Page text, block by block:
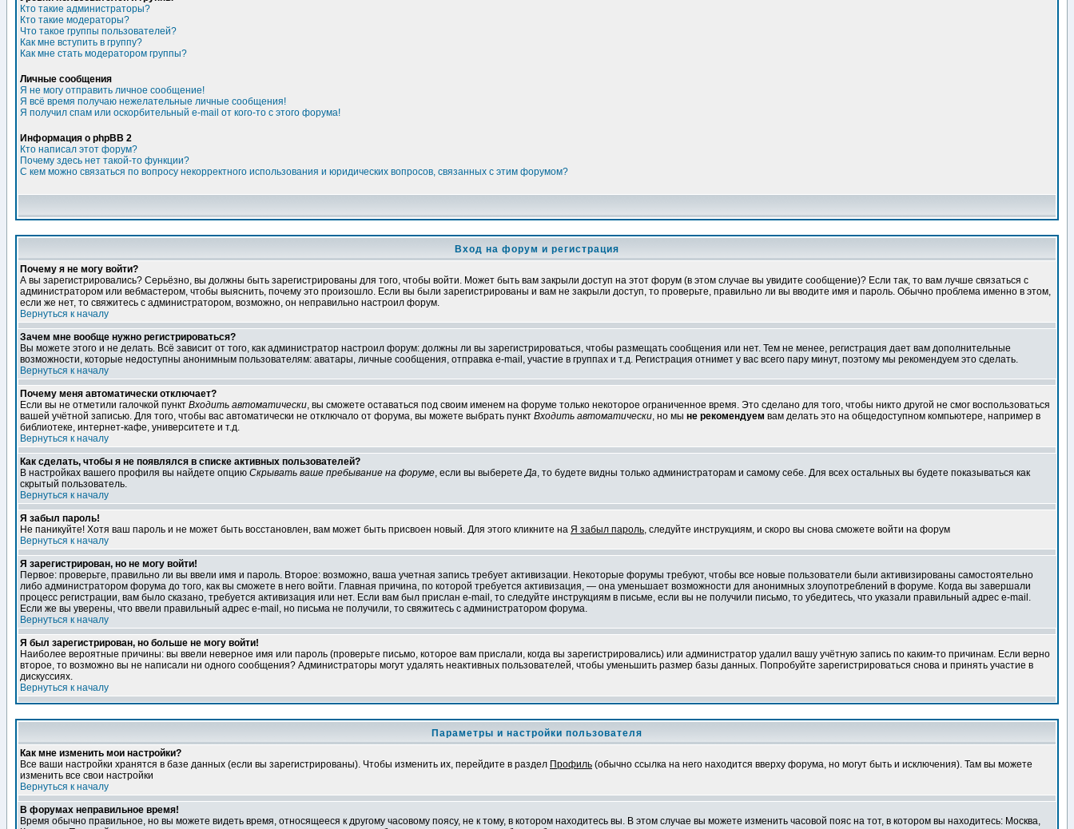
Кто такие администраторы?
Кто такие модераторы?
Что такое группы пользователей?
Как мне вступить в группу?
Как мне стать модератором группы?
Личные сообщения
Я не могу отправить личное сообщение!
Я всё время получаю нежелательные личные сообщения!
Я получил спам или оскорбительный e-mail от кого-то с этого форума!
Информация о phpBB 2
Кто написал этот форум?
Почему здесь нет такой-то функции?
С кем можно связаться по вопросу некорректного использования и юридических вопросов, связанных с этим форумом?
Вход на форум и регистрация
Почему я не могу войти?
А вы зарегистрировались? Серьёзно, вы должны быть зарегистрированы для того, чтобы войти. Может быть вам закрыли доступ на этот форум (в этом случае вы увидите сообщение)? Если так, то вам лучше связаться с
администратором или вебмастером, чтобы выяснить, почему это произошло. Если вы были зарегистрированы и вам не закрыли доступ, то проверьте, правильно ли вы вводите имя и пароль. Обычно проблема именно в этом,
если же нет, то свяжитесь с администратором, возможно, он неправильно настроил форум.
Вернуться к началу
Зачем мне вообще нужно регистрироваться?
Вы можете этого и не делать. Всё зависит от того, как администратор настроил форум: должны ли вы зарегистрироваться, чтобы размещать сообщения или нет. Тем не менее, регистрация дает вам дополнительные
возможности, которые недоступны анонимным пользователям: аватары, личные сообщения, отправка e-mail, участие в группах и т.д. Регистрация отнимет у вас всего пару минут, поэтому мы рекомендуем это сделать.
Вернуться к началу
Почему меня автоматически отключает?
Если вы не отметили галочкой пункт Входить автоматически, вы сможете оставаться под своим именем на форуме только некоторое ограниченное время. Это сделано для того, чтобы никто другой не смог воспользоваться
вашей учётной записью. Для того, чтобы вас автоматически не отключало от форума, вы можете выбрать пункт Входить автоматически, но мы не рекомендуем вам делать это на общедоступном компьютере, например в
библиотеке, интернет-кафе, университете и т.д.
Вернуться к началу
Как сделать, чтобы я не появлялся в списке активных пользователей?
В настройках вашего профиля вы найдете опцию Скрывать ваше пребывание на форуме, если вы выберетеДа, то будете видны только администраторам и самому себе. Для всех остальных вы будете показываться как
скрытый пользователь.
Вернуться к началу
Я забыл пароль!
Не паникуйте! Хотя ваш пароль и не может быть восстановлен, вам может быть присвоен новый. Для этого кликните на Я забыл пароль, следуйте инструкциям, и скоро вы снова сможете войти на форум
Вернуться к началу
Я зарегистрирован, но не могу войти!
Первое: проверьте, правильно ли вы ввели имя и пароль. Второе: возможно, ваша учетная запись требует активизации. Некоторые форумы требуют, чтобы все новые пользователи были активизированы самостоятельно
либо администратором форума до того, как вы сможете в него войти. Главная причина, по которой требуется активизация, — она уменьшает возможности для анонимных злоупотреблений в форуме. Когда вы завершали
процесс регистрации, вам было сказано, требуется активизация или нет. Если вам был прислан e-mail, то следуйте инструкциям в письме, если вы не получили письмо, то убедитесь, что указали правильный адрес e-mail.
Если же вы уверены, что ввели правильный адрес e-mail, но письма не получили, то свяжитесь с администратором форума.
Вернуться к началу
Я был зарегистрирован, но больше не могу войти!
Наиболее вероятные причины: вы ввели неверное имя или пароль (проверьте письмо, которое вам прислали, когда вы зарегистрировались) или администратор удалил вашу учётную запись по каким-то причинам. Если верно
второе, то возможно вы не написали ни одного сообщения? Администраторы могут удалять неактивных пользователей, чтобы уменьшить размер базы данных. Попробуйте зарегистрироваться снова и принять участие в
дискуссиях.
Вернуться к началу
Параметры и настройки пользователя
Как мне изменить мои настройки?
Все ваши настройки хранятся в базе данных (если вы зарегистрированы). Чтобы изменить их, перейдите в раздел Профиль (обычно ссылка на него находится вверху форума, но могут быть и исключения). Там вы можете
изменить все свои настройки
Вернуться к началу
В форумах неправильное время!
Время обычно правильное, но вы можете видеть время, относящееся к другому часовому поясу, не к тому, в котором находитесь вы. В этом случае вы можете изменить часовой пояс на тот, в котором вы находитесь: Москва,